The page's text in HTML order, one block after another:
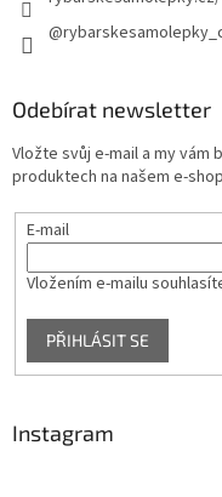
Odebírat newsletter
Vložte svůj e-mail a my vám
produktech na našem e-
E-mail
Vložením e-mailu
PŘIHLÁSIT SE
Instagram